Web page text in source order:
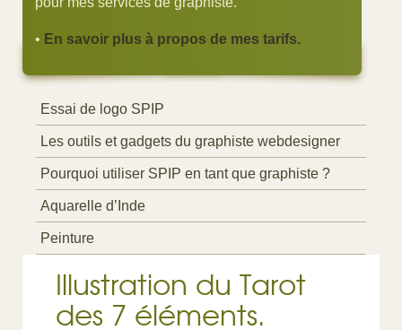
• En savoir plus à propos de mes tarifs.
Essai de logo SPIP
Les outils et gadgets du graphiste webdesigner
Pourquoi utiliser SPIP en tant que graphiste ?
Aquarelle d’Inde
Peinture
Illustration du Tarot
des 7 éléments.